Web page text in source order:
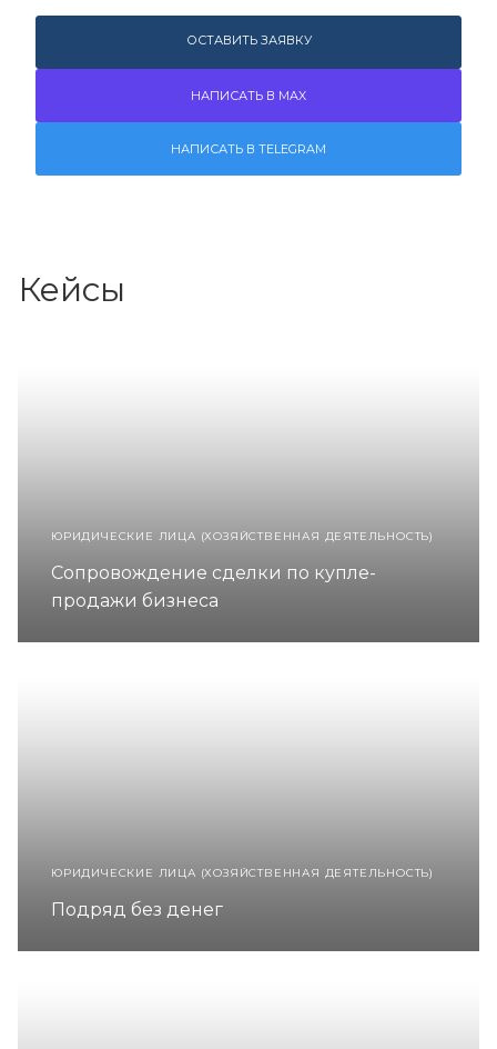
ОСТАВИТЬ ЗАЯВКУ
НАПИСАТЬ В MAX
НАПИСАТЬ В TELEGRAM
Кейсы
ЮРИДИЧЕСКИЕ ЛИЦА (ХОЗЯЙСТВЕННАЯ ДЕЯТЕЛЬНОСТЬ)
Сопровождение сделки по купле-
продажи бизнеса
ЮРИДИЧЕСКИЕ ЛИЦА (ХОЗЯЙСТВЕННАЯ ДЕЯТЕЛЬНОСТЬ)
Подряд без денег